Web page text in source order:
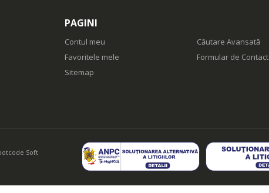
PAGINI
Contul meu
Favoritele mele
Sitemap
Căutare Avansată
Formular de Contact
Soft